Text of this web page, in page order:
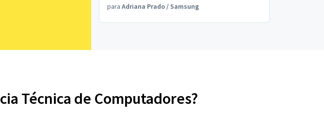
para Adriana Prado/Samsung
Técnica de Computadores?